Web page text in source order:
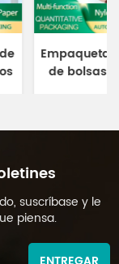
interna
cuadradas
suscríbase y le
piensa.